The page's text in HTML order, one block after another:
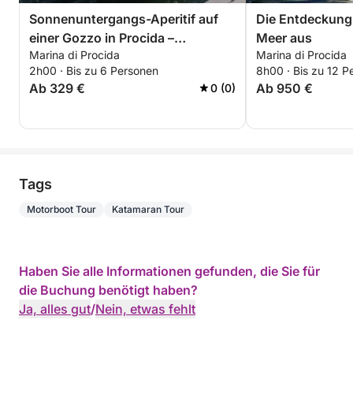
Sonnenuntergangs-Aperitif auf
einer Gozzo in Procida –
Sonnenuntergang an Bord der
San Giorgio
Marina di Procida
2h00 · Bis zu 6 Personen
Ab 329 € 0 (0)
Die
Meer aus
Marina di Procida
8h00 · Bis zu 12
Ab 950 €
Tags
Motorboot Tour Katamaran Tour
Haben Sie alle Informationen gefunden, die Sie für
die Buchung benötigt haben?
Ja, alles gut/Nein, etwas fehlt